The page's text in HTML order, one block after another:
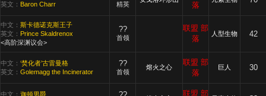
英文： Baron Charr 精英
落
中文： 斯卡德诺克斯王子
英文： Prince Skaldrenox
<高阶深渊议会>
??
首领
联盟 部
落
人型生物 42
中文： ‘焚化者’古雷曼格
英文： Golemagg the Incinerator
??
首领
熔火之心
联盟 部
落
巨人 30
中文： 迦顿男爵
联盟 部